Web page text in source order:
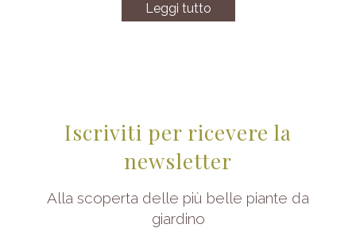
Leggi tutto
Iscriviti per ricevere la
newsletter
Alla scoperta delle più belle piante da
giardino